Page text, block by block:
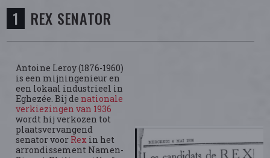
REX SENATOR
Antoine Leroy (1876-1960)
is een mijningenieur en
een lokaal industrieel in
Eghezée. Bij de nationale
verkiezingen van 1936
wordt hij verkozen tot
plaatsvervangend
senator voor Rex in het
arrondissement Namen-